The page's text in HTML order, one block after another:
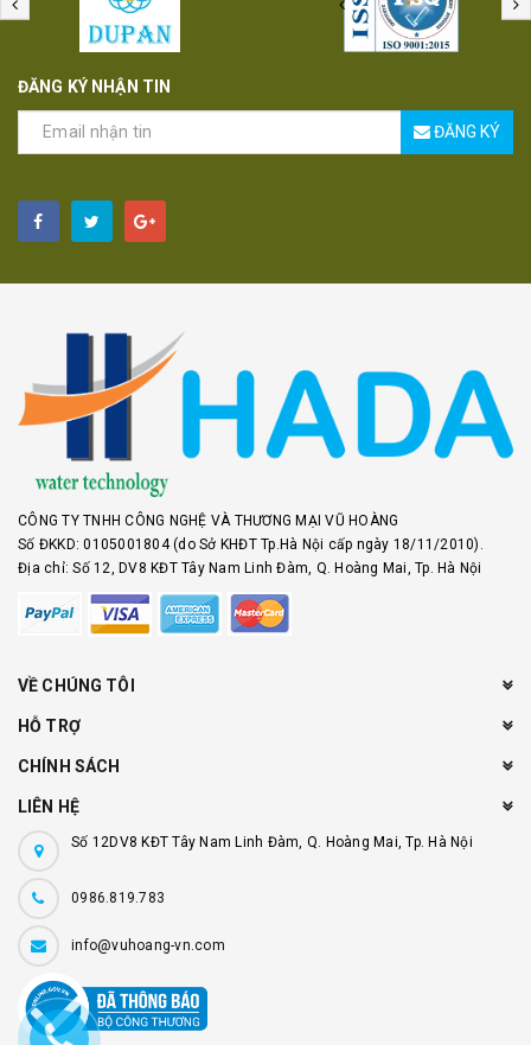
ĐĂNG KÝ NHẬN TIN
ĐĂNG KÝ
CÔNG TY TNHH CÔNG NGHỆ VÀ THƯƠNG MẠI VŨ HOÀNG
Số ĐKKD: 0105001804 (do Sở KHĐT Tp.Hà Nội cấp ngày 18/11/2010).
Địa chỉ: Số 12, DV8 KĐT Tây Nam Linh Đàm, Q. Hoàng Mai, Tp. Hà Nội
VỀ CHÚNG TÔI
HỖ TRỢ
CHÍNH SÁCH
LIÊN HỆ
Số 12DV8 KĐT Tây Nam Linh Đàm, Q. Hoàng Mai, Tp. Hà Nội
0986.819.783
info@vuhoang-vn.com